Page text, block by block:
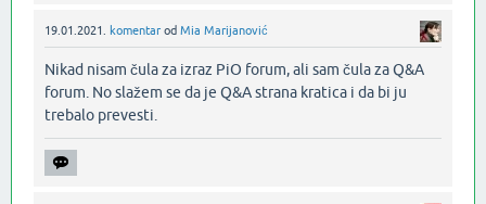
19.01.2021. komentar od Mia Marijanović
Nikad nisam čula za izraz PiO forum, ali sam čula za Q&A
forum. No slažem se da je Q&A strana kratica i da bi ju
trebalo prevesti.‌